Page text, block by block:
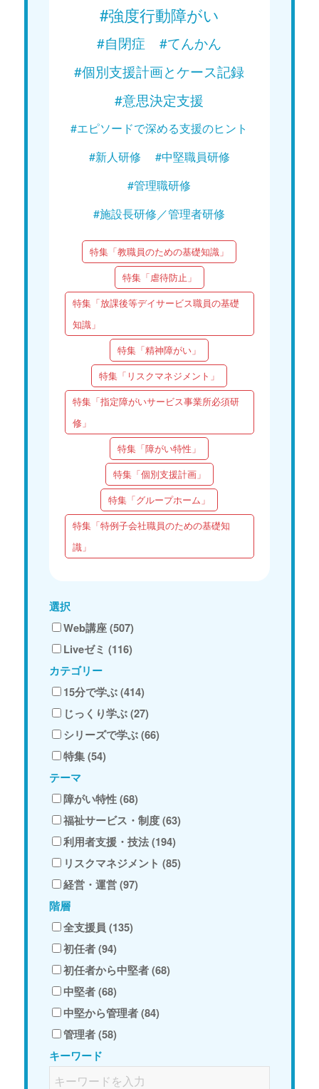
#強度行動障がい
#自閉症
#てんかん
#個別支援計画とケース記録
#意思決定支援
#エピソードで深める支援のヒント
#新人研修
#中堅職員研修
#管理職研修
#施設長研修／管理者研修
特集「教職員のための基礎知識」
特集「虐待防止」
特集「放課後等デイサービス職員の基礎
知識」
特集「精神障がい」
特集「リスクマネジメント」
特集「指定障がいサービス事業所必須研
修」
特集「障がい特性」
特集「個別支援計画」
特集「グループホーム」
特集「特例子会社職員のための基礎知
識」
選択
Web講座 (507)
Liveゼミ (116)
カテゴリー
15分で学ぶ (414)
じっくり学ぶ (27)
シリーズで学ぶ (66)
特集 (54)
テーマ
障がい特性 (68)
福祉サービス・制度 (63)
利用者支援・技法 (194)
リスクマネジメント (85)
経営・運営 (97)
階層
全支援員 (135)
初任者 (94)
初任者から中堅者 (68)
中堅者 (68)
中堅から管理者 (84)
管理者 (58)
キーワード